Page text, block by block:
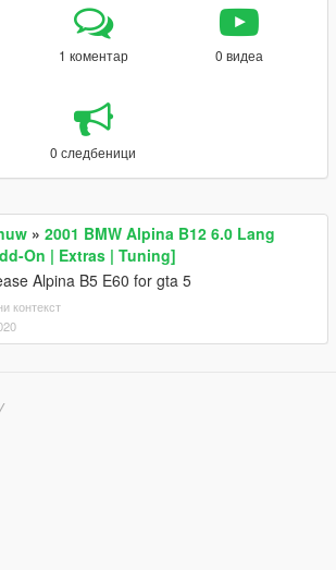
1 коментар 0 видеа
0 следбеници
» 2001 BMW Alpina B12 6.0 Lang
On | Extras | Tuning]
Alpina B5 E60 for gta 5
контекст